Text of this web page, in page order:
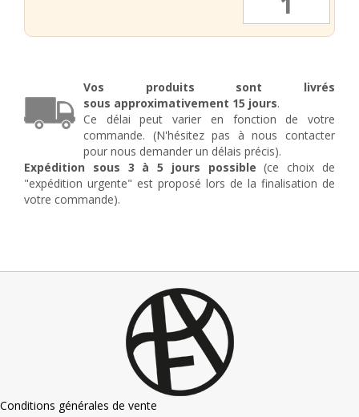
Grille
ouvrante
forgé
Vincent
2
vantaux
Vos produits sont livrés
sous approximativement 15 jours.
Ce délai peut varier en fonction de votre
commande. (N'hésitez pas à nous contacter
pour nous demander un délais précis).
Expédition sous 3 à 5 jours possible (ce choix de
"expédition urgente" est proposé lors de la finalisation de
votre commande).
Conditions générales de vente